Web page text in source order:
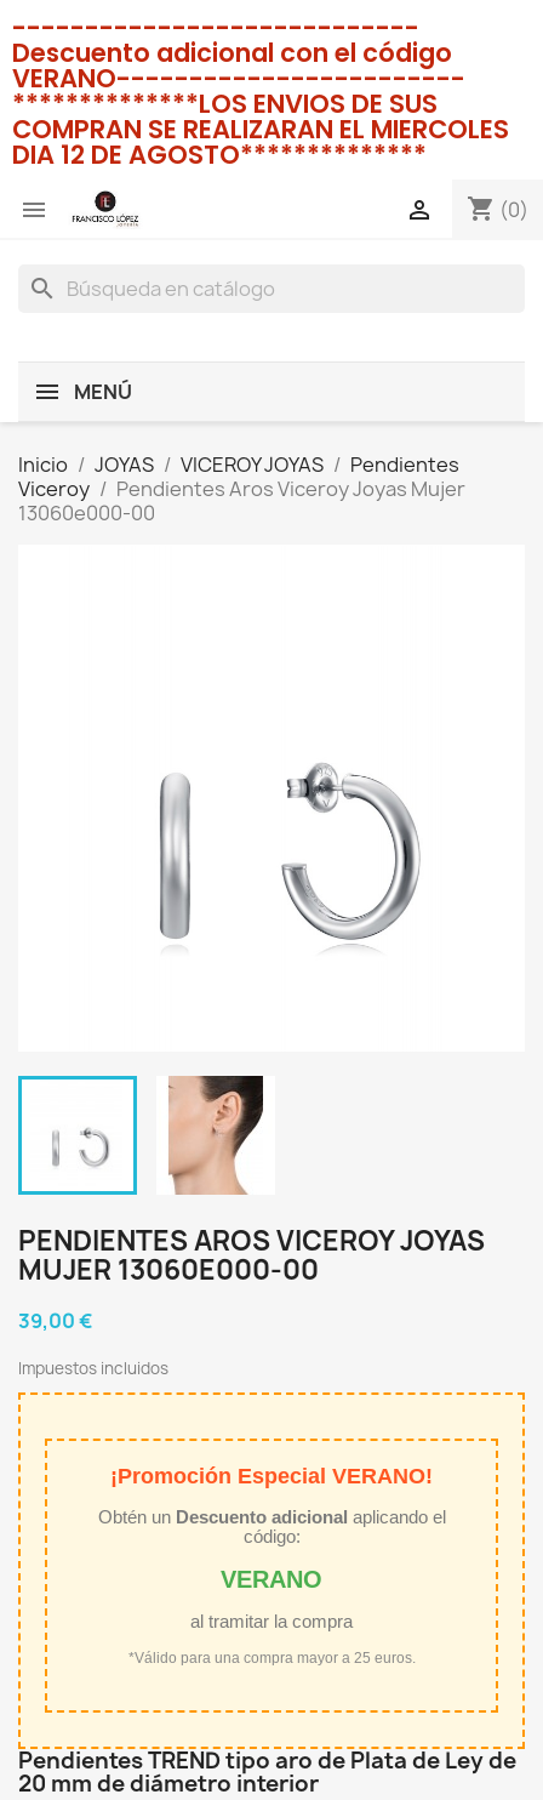
----------------------------
Descuento adicional con el código
VERANO------------------------
**************LOS ENVIOS DE SUS
COMPRAN SE REALIZARAN EL MIERCOLES
DIA 12 DE AGOSTO**************
 shopping_cart (0)

search
MENÚ
Inicio JOYAS VICEROY JOYAS
Pendientes
Viceroy
Pendientes Aros Viceroy Joyas Mujer
13060e000-00
PENDIENTES AROS VICEROY JOYAS
MUJER 13060E000-00
39,00 €
Impuestos incluidos
¡Promoción Especial VERANO!
Obtén un Descuento adicional aplicando el
código:
VERANO
al tramitar la compra
*Válido para una compra mayor a 25 euros.
Pendientes TREND tipo aro de Plata de Ley de
20 mm de diámetro interior